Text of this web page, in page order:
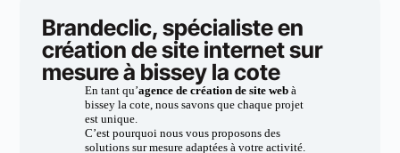
Brandeclic, spécialiste en
création de site internet sur
mesure à bissey la cote
En tant qu’agence de création de site webà
bissey la cote, nous savons que chaque projet
est unique.
C’est pourquoi nous vous proposons des
solutions sur mesure adaptées à votre activité.